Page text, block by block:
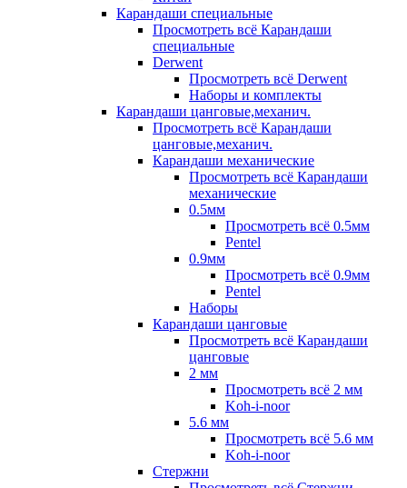
Карандаши специальные
Просмотреть всё Карандаши
специальные
Derwent
Просмотреть всё Derwent
Наборы и комплекты
Карандаши цанговые,механич.
Просмотреть всё Карандаши
цанговые,механич.
Карандаши механические
Просмотреть всё Карандаши
механические
0.5мм
Просмотреть всё 0.5мм
Pentel
0.9мм
Просмотреть всё 0.9мм
Pentel
Наборы
Карандаши цанговые
Просмотреть всё Карандаши
цанговые
2 мм
Просмотреть всё 2 мм
Koh-i-noor
5.6 мм
Просмотреть всё 5.6 мм
Koh-i-noor
Стержни